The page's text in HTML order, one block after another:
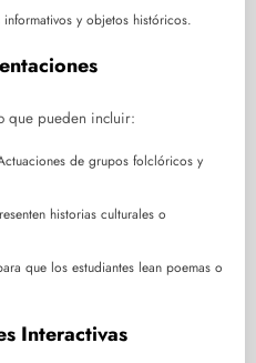
informativos y objetos históricos.
que pueden incluir:
de grupos folclóricos y
historias culturales o
que los estudiantes lean poemas o
Interactivas